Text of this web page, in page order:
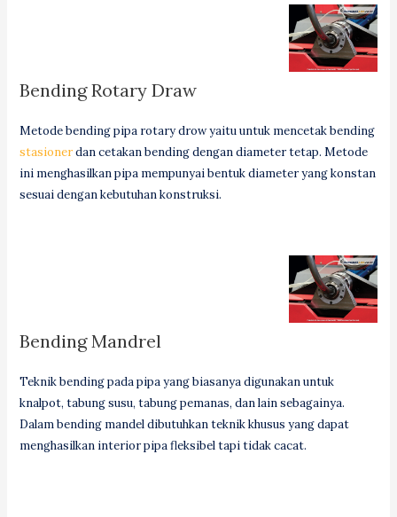
Bending Rotary Draw
Metode bending pipa rotary drow yaitu untuk mencetak bending
stasionerdan cetakan bending dengan diameter tetap. Metode
ini menghasilkan pipa mempunyai bentuk diameter yang konstan
sesuai dengan kebutuhan konstruksi.
Bending Mandrel
Teknik bending pada pipa yang biasanya digunakan untuk
knalpot, tabung susu, tabung pemanas, dan lain sebagainya.
Dalam bending mandel dibutuhkan teknik khusus yang dapat
menghasilkan interior pipa fleksibel tapi tidak cacat.